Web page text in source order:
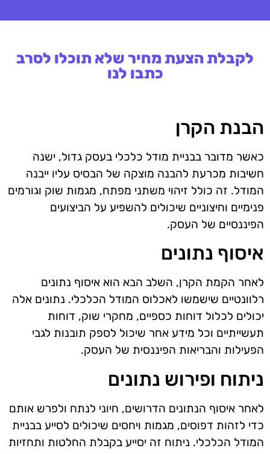
לקבלת הצעת מחיר שלא תוכלו לסרב
כתבו לנו
הבנת הקרן
כאשר מדובר בבניית מודל כלכלי בעסק גדול, ישנה
חשיבות מכרעת להבנה מוצקה של הבסיס עליו ייבנה
המודל. זה כולל זיהוי משתני מפתח, מגמות שוק וגורמים
פנימיים וחיצוניים שיכולים להשפיע על הביצועים
הפיננסיים של העסק.
איסוף נתונים
לאחר הקמת הקרן, השלב הבא הוא איסוף נתונים
רלוונטיים שישמשו לאכלוס המודל הכלכלי. נתונים אלה
יכולים לכלול דוחות כספיים, מחקרי שוק, דוחות
תעשייתיים וכל מידע אחר שיכול לספק תובנות לגבי
הפעילות והבריאות הפיננסית של העסק.
ניתוח ופירוש נתונים
לאחר איסוף הנתונים הדרושים, חיוני לנתח ולפרש אותם
כדי לזהות דפוסים, מגמות ויחסים שיכולים לסייע בבניית
המודל הכלכלי. ניתוח זה יסייע בקבלת החלטות ותחזיות